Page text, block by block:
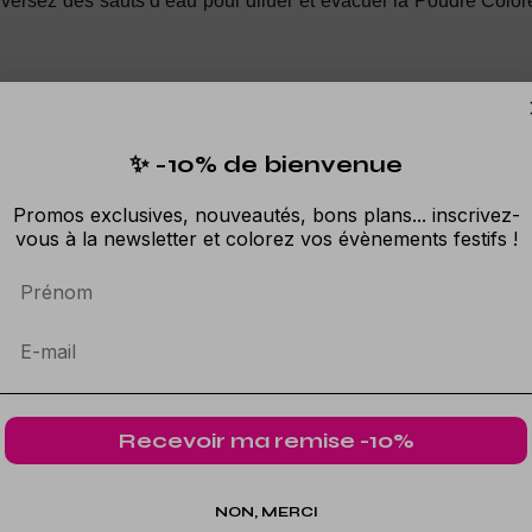
les participants jettent les sachets en plastique après
d’une Course Colorée peut être entrepris.
✨ -10% de bienvenue
Promos exclusives, nouveautés, bons plans... inscrivez-
vous à la newsletter et colorez vos évènements festifs !
Prénom
Recevoir ma remise -10%
NON, MERCI